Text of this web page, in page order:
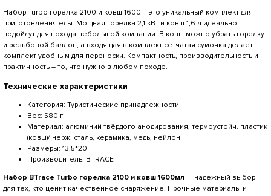
Набор Turbo горелка 2100 и ковш 1600 – это уникальный комплект для
приготовления еды. Мощная горелка 2,1 кВт и ковш 1,6 л идеально
подойдут для похода небольшой компании. В ковш можно убрать горелку
и резьбовой баллон, а входящая в комплект сетчатая сумочка делает
комплект удобным для переноски. Компактность, производительность и
практичность – то, что нужно в любом походе.
Технические характеристики
Категория: Туристические принадлежности
Вес: 580 г
Материал: алюминий твёрдого анодирования, термоустойч. пластик
(ковш)/ нерж. сталь, керамика, медь, нейлон
Размеры: 13.5*20
Производитель: BTRACE
Набор BTrace Turbo горелка 2100 и ковш 1600мл — надёжный выбор
для тех, кто ценит качественное снаряжение. Прочные материалы и